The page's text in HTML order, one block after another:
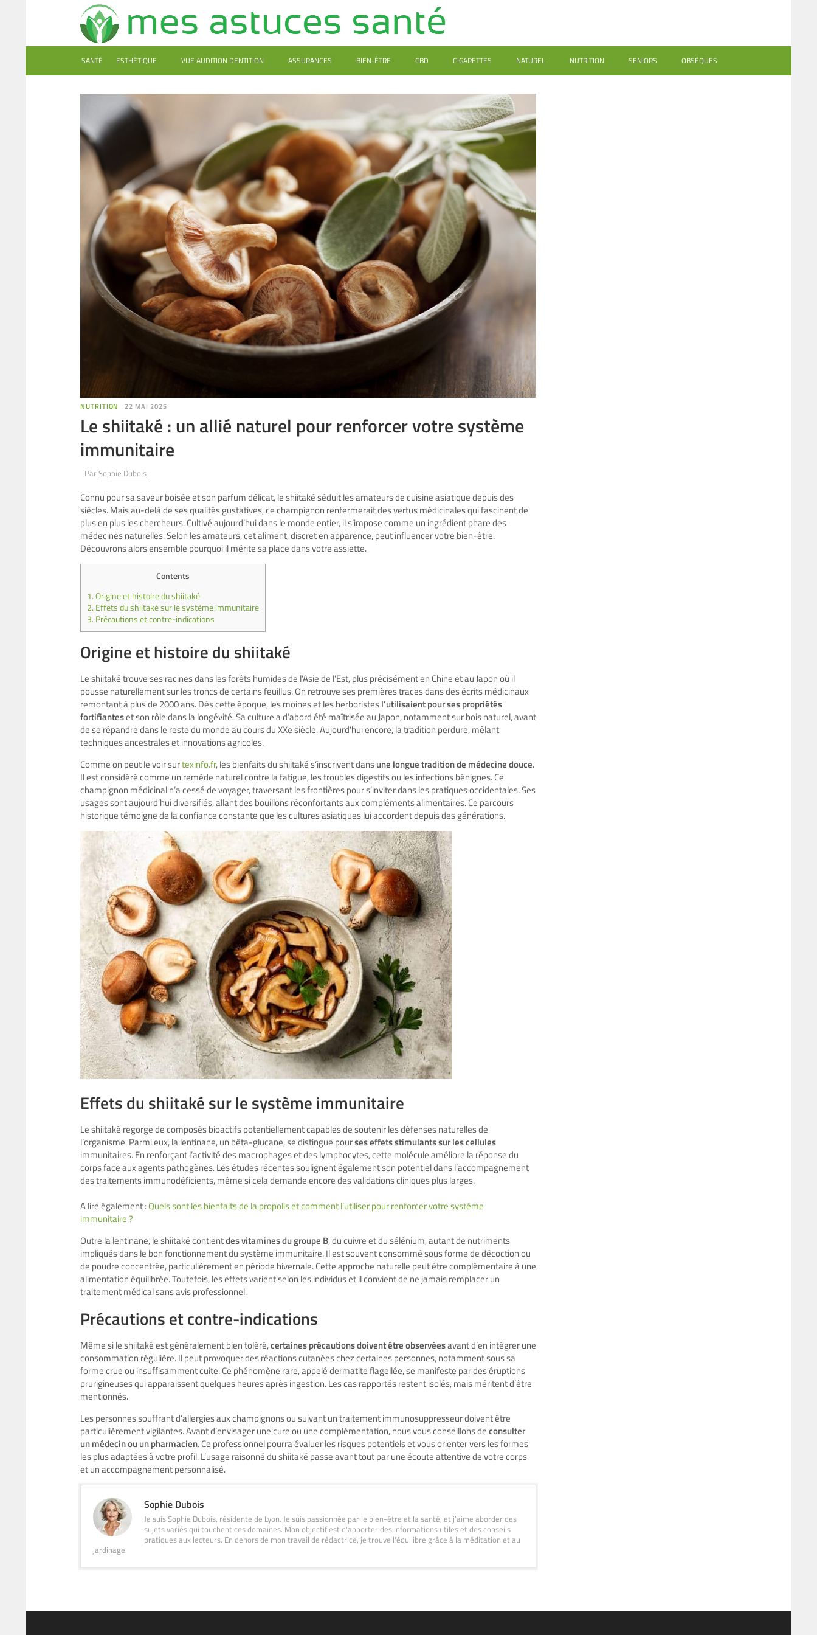
SANTÉ ESTHÉTIQUE VUE AUDITION DENTITION ASSURANCES BIEN-ÊTRE CBD CIGARETTES NATUREL NUTRITION SENIORS OBSÈQUES
NUTRITION 22 MAI 2025
Le shiitaké : un allié naturel pour renforcer votre système
immunitaire​
Par Sophie Dubois
Connu pour sa saveur boisée et son parfum délicat, le shiitaké séduit les amateurs de cuisine asiatique depuis des
siècles. Mais au-delà de ses qualités gustatives, ce champignon renfermerait des vertus médicinales qui fascinent de
plus en plus les chercheurs. Cultivé aujourd’hui dans le monde entier, il s’impose comme un ingrédient phare des
médecines naturelles. Selon les amateurs, cet aliment, discret en apparence, peut influencer votre bien-être.
Découvrons alors ensemble pourquoi il mérite sa place dans votre assiette.
Contents
1.Origine et histoire du shiitaké
2. Effets du shiitaké sur le système immunitaire
3. Précautions et contre-indications
Origine et histoire du shiitaké
Le shiitaké trouve ses racines dans les forêts humides de l’Asie de l’Est, plus précisément en Chine et au Japon où il
pousse naturellement sur les troncs de certains feuillus. On retrouve ses premières traces dans des écrits médicinaux
remontant à plus de 2000 ans. Dès cette époque, les moines et les herboristesl’utilisaient pour ses propriétés
fortifianteset son rôle dans la longévité. Sa culture a d’abord été maîtrisée au Japon, notamment sur bois naturel, avant
de se répandre dans le reste du monde au cours du XXe siècle. Aujourd’hui encore, la tradition perdure, mêlant
techniques ancestrales et innovations agricoles.
Comme on peut le voir surtexinfo.fr, les bienfaits du shiitaké s’inscrivent dansune longue tradition de médecine douce.
Il est considéré comme un remède naturel contre la fatigue, les troubles digestifs ou les infections bénignes. Ce
champignon médicinal n’a cessé de voyager, traversant les frontières pour s’inviter dans les pratiques occidentales. Ses
usages sont aujourd’hui diversifiés, allant des bouillons réconfortants aux compléments alimentaires. Ce parcours
historique témoigne de la confiance constante que les cultures asiatiques lui accordent depuis des générations.
Effets du shiitaké sur le système immunitaire
Le shiitaké regorge de composés bioactifs potentiellement capables de soutenir les défenses naturelles de
l’organisme. Parmi eux, la lentinane, un bêta-glucane, se distingue pourses effets stimulants sur les cellules
immunitaires. En renforçant l’activité des macrophages et des lymphocytes, cette molécule améliore la réponse du
corps face aux agents pathogènes. Les études récentes soulignent également son potentiel dans l’accompagnement
des traitements immunodéficients, même si cela demande encore des validations cliniques plus larges.
A lire également :Quels sont les bienfaits de la propolis et comment l’utiliser pour renforcer votre système
immunitaire ?
Outre la lentinane, le shiitaké contientdes vitamines du groupe B, du cuivre et du sélénium, autant de nutriments
impliqués dans le bon fonctionnement du système immunitaire. Il est souvent consommé sous forme de décoction ou
de poudre concentrée, particulièrement en période hivernale. Cette approche naturelle peut être complémentaire à une
alimentation équilibrée. Toutefois, les effets varient selon les individus et il convient de ne jamais remplacer un
traitement médical sans avis professionnel.
Précautions et contre-indications
Même si le shiitaké est généralement bien toléré,certaines précautions doivent être observéesavant d’en intégrer une
consommation régulière. Il peut provoquer des réactions cutanées chez certaines personnes, notamment sous sa
forme crue ou insuffisamment cuite. Ce phénomène rare, appelé dermatite flagellée, se manifeste par des éruptions
prurigineuses qui apparaissent quelques heures après ingestion. Les cas rapportés restent isolés, mais méritent d’être
mentionnés.
Les personnes souffrant d’allergies aux champignons ou suivant un traitement immunosuppresseur doivent être
particulièrement vigilantes. Avant d’envisager une cure ou une complémentation, nous vous conseillons deconsulter
un médecin ou un pharmacien. Ce professionnel pourra évaluer les risques potentiels et vous orienter vers les formes
les plus adaptées à votre profil. L’usage raisonné du shiitaké passe avant tout par une écoute attentive de votre corps
et un accompagnement personnalisé.
Sophie Dubois
Je suis Sophie Dubois, résidente de Lyon. Je suis passionnée par le bien-être et la santé, et j'aime aborder des
sujets variés qui touchent ces domaines. Mon objectif est d'apporter des informations utiles et des conseils
pratiques aux lecteurs. En dehors de mon travail de rédactrice, je trouve l'équilibre grâce à la méditation et au
jardinage.